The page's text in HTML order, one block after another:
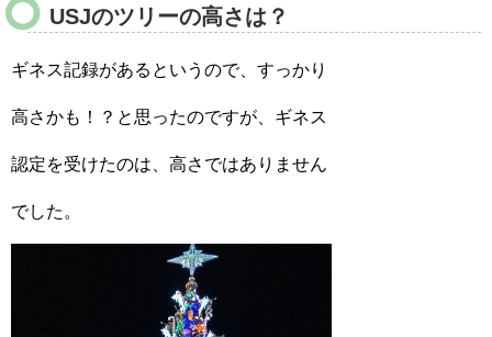
USJのツリーの高さは？
ギネス記録があるというので、すっかり
高さかも！？と思ったのですが、ギネス
認定を受けたのは、高さではありません
でした。